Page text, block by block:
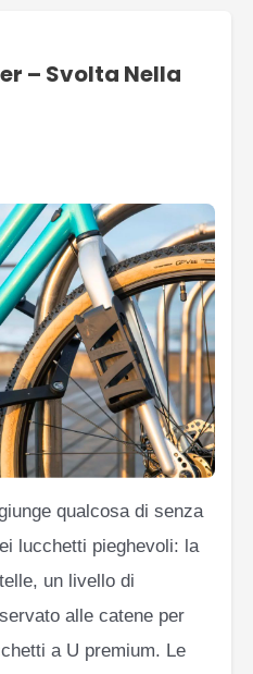
– Svolta Nella
qualcosa di senza
lucchetti pieghevoli: la
un livello di
alle catene per
a U premium. Le